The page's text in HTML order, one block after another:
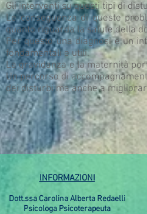
Gli interventi su questi tipi di
Le conseguenza di queste
quanto riguarda la salute della
Per questo una diagnosi e un
fondamentali e utili.
La gravidanza e la maternità
Un percorso di
dei disturbi ma anche a
INFORMAZIONI
Dott.ssa Carolina Alberta Redaelli
Psicologa Psicoterapeuta